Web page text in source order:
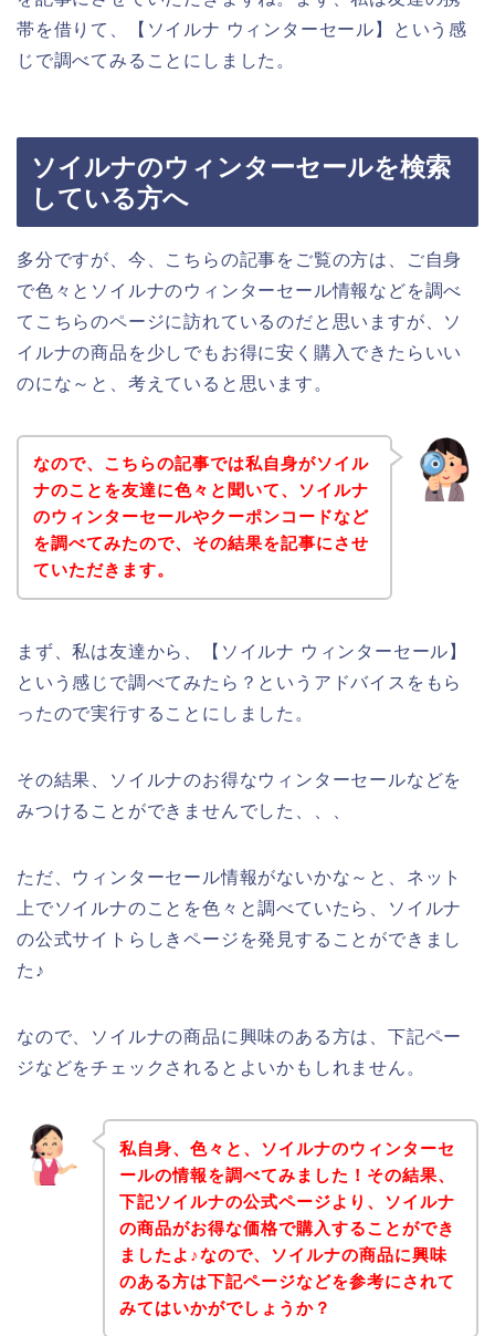
帯を借りて、【ソイルナ ウィンターセール】という感
じで調べてみることにしました。
ソイルナのウィンターセールを検索
している方へ
多分ですが、今、こちらの記事をご覧の方は、ご自身
で色々とソイルナのウィンターセール情報などを調べ
てこちらのページに訪れているのだと思いますが、ソ
イルナの商品を少しでもお得に安く購入できたらいい
のにな～と、考えていると思います。
なので、こちらの記事では私自身がソイル
ナのことを友達に色々と聞いて、ソイルナ
のウィンターセールやクーポンコードなど
を調べてみたので、その結果を記事にさせ
ていただきます。
まず、私は友達から、【ソイルナ ウィンターセール】
という感じで調べてみたら？というアドバイスをもら
ったので実行することにしました。
その結果、ソイルナのお得なウィンターセールなどを
みつけることができませんでした、、、
ただ、ウィンターセール情報がないかな～と、ネット
上でソイルナのことを色々と調べていたら、ソイルナ
の公式サイトらしきページを発見することができまし
た♪
なので、ソイルナの商品に興味のある方は、下記ペー
ジなどをチェックされるとよいかもしれません。
私自身、色々と、ソイルナのウィンターセ
ールの情報を調べてみました！その結果、
下記ソイルナの公式ページより、ソイルナ
の商品がお得な価格で購入することができ
ましたよ♪なので、ソイルナの商品に興味
のある方は下記ページなどを参考にされて
みてはいかがでしょうか？